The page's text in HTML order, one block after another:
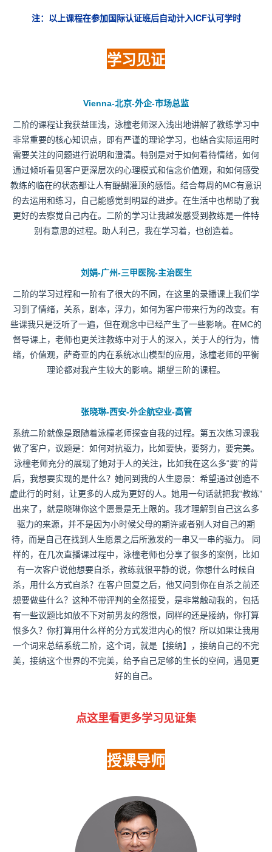
注：以上课程在参加国际认证班后自动计入ICF认可学时
学习见证
Vienna-北京-外企-市场总监
二阶的课程让我获益匪浅，泳橦老师深入浅出地讲解了教练学习中
非常重要的核心知识点，即有严谨的理论学习，也结合实际运用时
需要关注的问题进行说明和澄清。特别是对于如何看待情绪，如何
通过倾听看见客户更深层次的心理模式和信念价值观，和如何感受
教练的临在的状态都让人有醍醐灌顶的感悟。结合每周的MC有意识
的去运用和练习，自己能感觉到明显的进步。在生活中也帮助了我
更好的去察觉自己内在。二阶的学习让我越发感受到教练是一件特
别有意思的过程。助人利己，我在学习着，也创造着。
刘娟-广州-三甲医院-主治医生
二阶的学习过程和一阶有了很大的不同，在这里的录播课上我们学
习到了情绪，关系，剧本，浮力，如何为客户带来行为的改变。有
些课我只是泛听了一遍，但在观念中已经产生了一些影响。在MC的
督导课上，老师也更关注教练中对于人的深入，关于人的行为，情
绪，价值观，萨奇亚的内在系统冰山模型的应用，泳橦老师的平衡
理论都对我产生较大的影响。期望三阶的课程。
张晓琳-西安-外企航空业-高管
系统二阶就像是跟随着泳橦老师探查自我的过程。第五次练习课我
做了客户，议题是：如何对抗驱力，比如要快，要努力，要完美。
泳橦老师充分的展现了她对于人的关注，比如我在这么多“要”的背
后，我想要实现的是什么？她问到我的人生愿景：希望通过创造不
虚此行的时刻，让更多的人成为更好的人。她用一句话就把我“教练”
出来了，就是晓琳你这个愿景是无上限的。我才理解到自己这么多
驱力的来源，并不是因为小时候父母的期许或者别人对自己的期
待，而是自己在找到人生愿景之后所激发的一串又一串的驱力。 同
样的，在几次直播课过程中，泳橦老师也分享了很多的案例，比如
有一次客户说他想要自杀，教练就很平静的说，你想什么时候自
杀，用什么方式自杀？在客户回复之后，他又问到你在自杀之前还
想要做些什么？这种不带评判的全然接受，是非常触动我的，包括
有一些议题比如放不下对前男友的怨恨，同样的还是接纳，你打算
恨多久？你打算用什么样的分方式发泄内心的恨？所以如果让我用
一个词来总结系统二阶，这个词，就是【接纳】，接纳自己的不完
美，接纳这个世界的不完美，给予自己足够的生长的空间，遇见更
好的自己。
点这里看更多学习见证集
授课导师